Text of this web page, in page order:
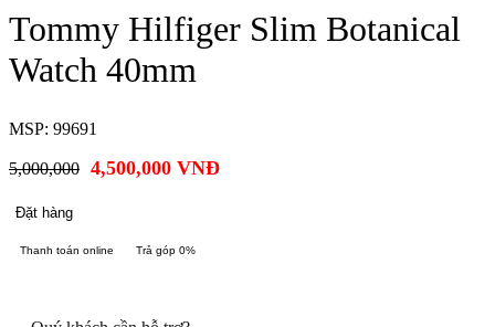
Tommy Hilfiger Slim Botanical
Watch 40mm
MSP: 99691
5,000,000 4,500,000 VNĐ
Đặt hàng
Thanh toán online Trả góp 0%